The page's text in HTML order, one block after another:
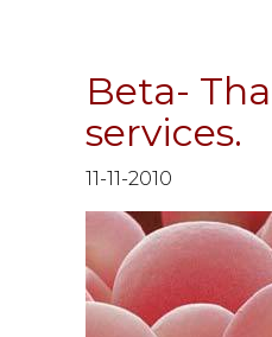
Beta-
services.
11-11-2010